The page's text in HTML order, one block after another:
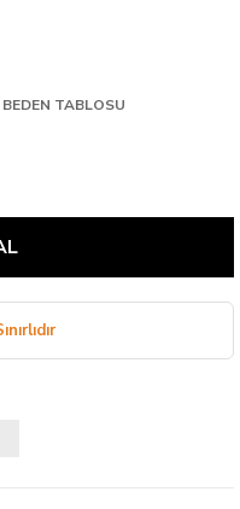
BEDEN TABLOSU